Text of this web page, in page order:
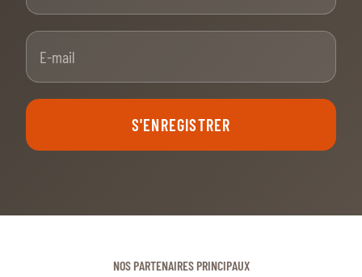
S'ENREGISTRER
NOS PARTENAIRES PRINCIPAUX